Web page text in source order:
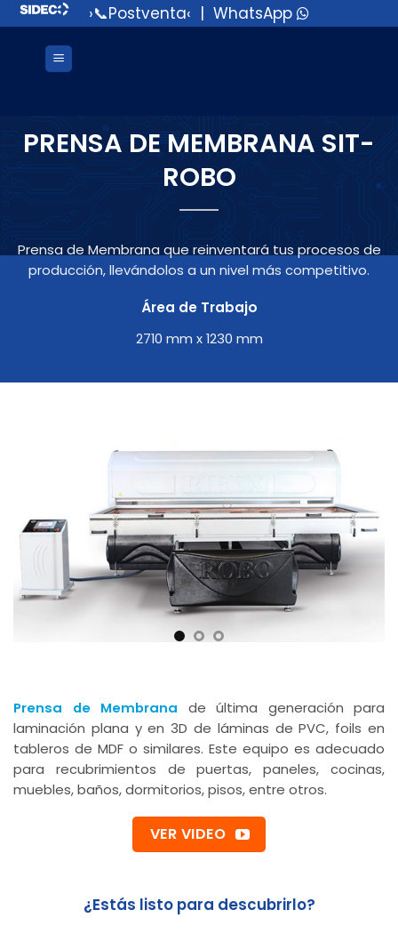
Saltar
al
contenido
›📞Postventa‹ | WhatsApp
PRENSA DE MEMBRANA SIT-
ROBO
Prensa de Membrana que reinventará tus procesos de
producción, llevándolos a un nivel más competitivo.
Área de Trabajo
2710 mm x 1230 mm
Prensa de Membrana de última generación para
laminación plana y en 3D de láminas de PVC, foils en
tableros de MDF o similares. Este equipo es adecuado
para recubrimientos de puertas, paneles, cocinas,
muebles, baños, dormitorios, pisos, entre otros.
VER VIDEO
¿Estás listo para descubrirlo?